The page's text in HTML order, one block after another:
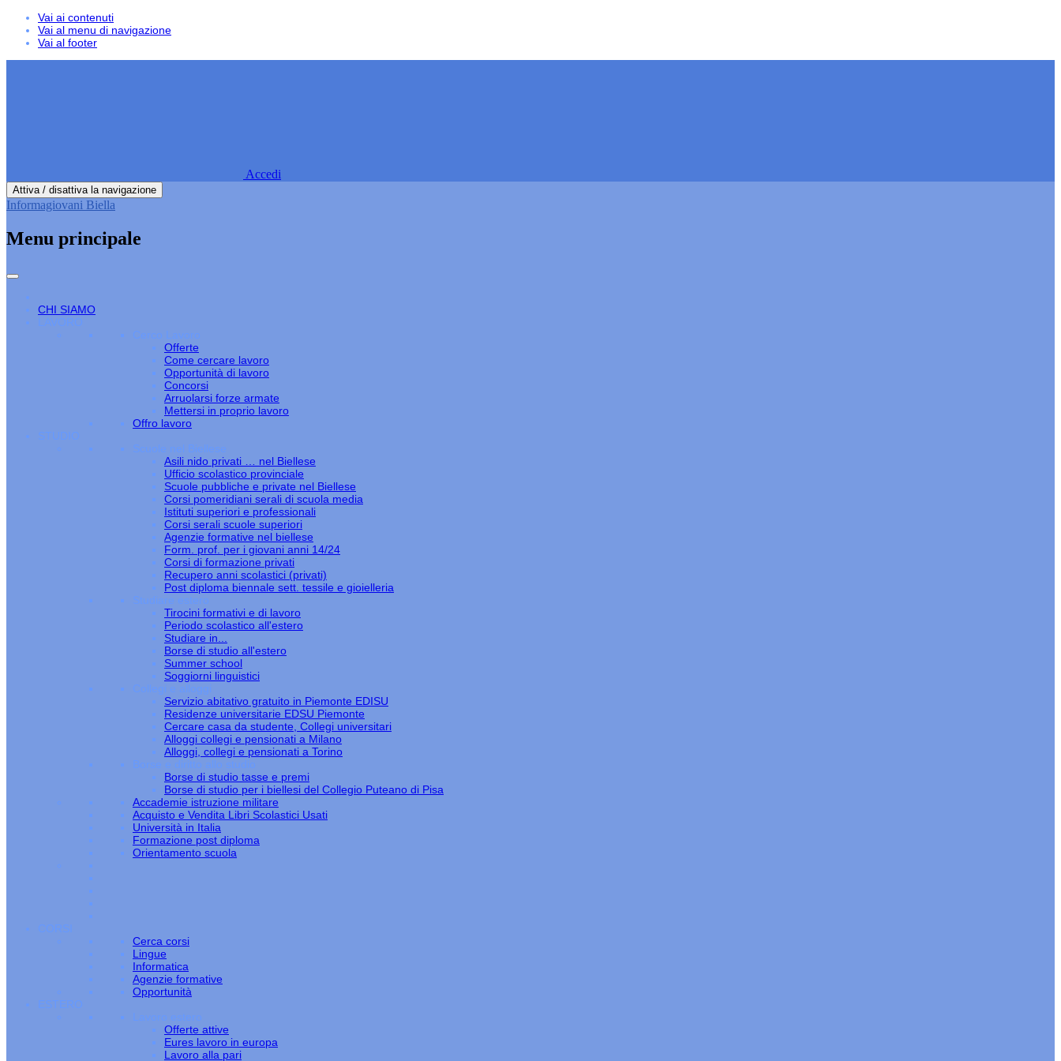
Vai ai contenuti
Vai al menu di navigazione
Vai al footer
Accedi
Attiva / disattiva la navigazione
Informagiovani Biella
Menu principale
CHI SIAMO
LAVORO
Cerco Lavoro
Offerte
Come cercare lavoro
Opportunità di lavoro
Concorsi
Arruolarsi forze armate
Mettersi in proprio lavoro
Offro lavoro
STUDIO
Scuole nel Biellese
Asili nido privati … nel Biellese
Ufficio scolastico provinciale
Scuole pubbliche e private nel Biellese
Corsi pomeridiani serali di scuola media
Istituti superiori e professionali
Corsi serali scuole superiori
Agenzie formative nel biellese
Form. prof. per i giovani anni 14/24
Corsi di formazione privati
Recupero anni scolastici (privati)
Post diploma biennale sett. tessile e gioielleria
Studiare estero
Tirocini formativi e di lavoro
Periodo scolastico all'estero
Studiare in...
Borse di studio all'estero
Summer school
Soggiorni linguistici
Collegi e alloggi
Servizio abitativo gratuito in Piemonte EDISU
Residenze universitarie EDSU Piemonte
Cercare casa da studente, Collegi universitari
Alloggi collegi e pensionati a Milano
Alloggi, collegi e pensionati a Torino
Borse e diritto allo studio
Borse di studio tasse e premi
Borse di studio per i biellesi del Collegio Puteano di Pisa
Accademie istruzione militare
Acquisto e Vendita Libri Scolastici Usati
Università in Italia
Formazione post diploma
Orientamento scuola
CORSI
Cerca corsi
Lingue
Informatica
Agenzie formative
Opportunità
ESTERO
Lavoro estero
Offerte attive
Eures lavoro in europa
Lavoro alla pari